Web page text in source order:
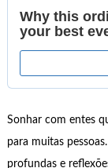
Sonhar com entes
para muitas
profundas e